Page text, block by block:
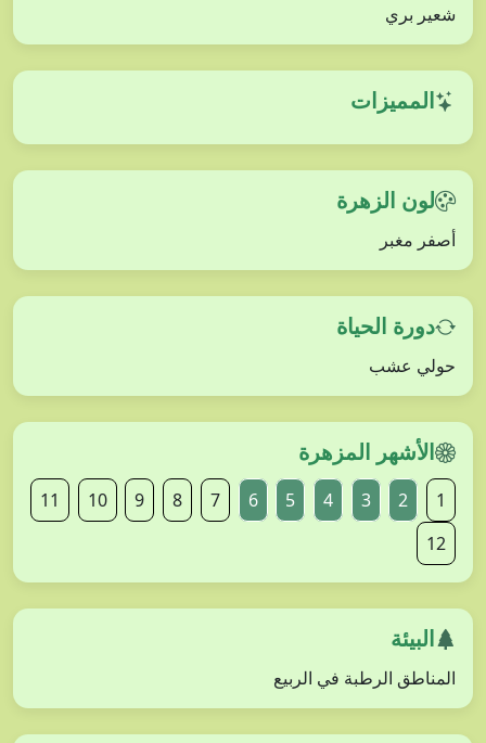
شعير بري
المميزات
لون الزهرة
أصفر مغبر
دورة الحياة
حولي عشب
الأشهر المزهرة
1
2
3
4
5
6
7
8
9
10
11
12
البيئة
المناطق الرطبة في الربيع